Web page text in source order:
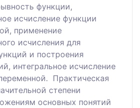
функции,
исчисление функции
применение
исчисления для
и построения
интегральное исчисление
Практическая
степени
основных понятий